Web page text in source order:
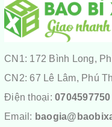
CN1: 172 Bình Long,
CN2: 67 Lê Lâm, Phú
Điện thoại: 0704597750
Email: